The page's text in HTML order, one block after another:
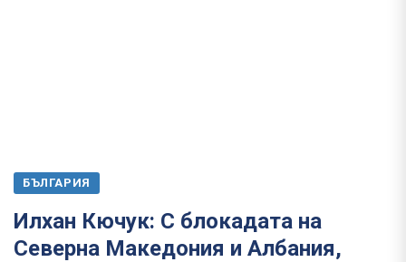
БЪЛГАРИЯ
Илхан Кючук: С блокадата на
Северна Македония и Албания,